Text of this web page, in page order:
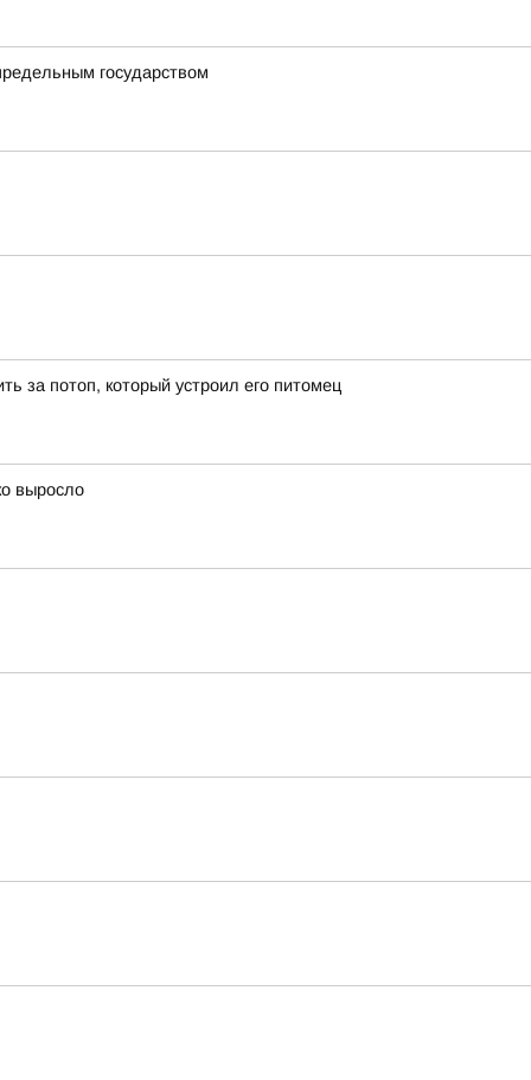
государством
за потоп, который устроил его питомец
выросло